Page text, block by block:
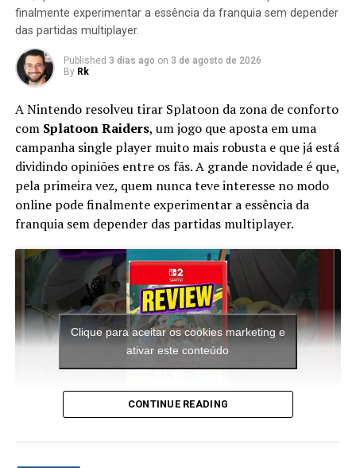
finalmente experimentar a essência da franquia sem depender
das partidas multiplayer.
Published 3 dias ago on 3 de agosto de 2026
By Rk
A Nintendo resolveu tirar Splatoon da zona de conforto
com Splatoon Raiders, um jogo que aposta em uma
campanha single player muito mais robusta e que já está
dividindo opiniões entre os fãs. A grande novidade é que,
pela primeira vez, quem nunca teve interesse no modo
online pode finalmente experimentar a essência da
franquia sem depender das partidas multiplayer.
Clique para aceitar os cookies marketing e
ativar este conteúdo
A aventura leva o jogador para ilhas inéditas e diferentes
CONTINUE READING